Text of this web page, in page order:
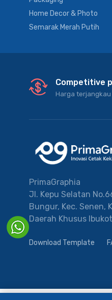
Home Decor & Photo
Semarak Merah Putih
Competitive
Harga terjangkau
PrimaGraphia
Jl. Kepu Selatan
Bungur, Kec. Senen,
Daerah Khusus
Download Template